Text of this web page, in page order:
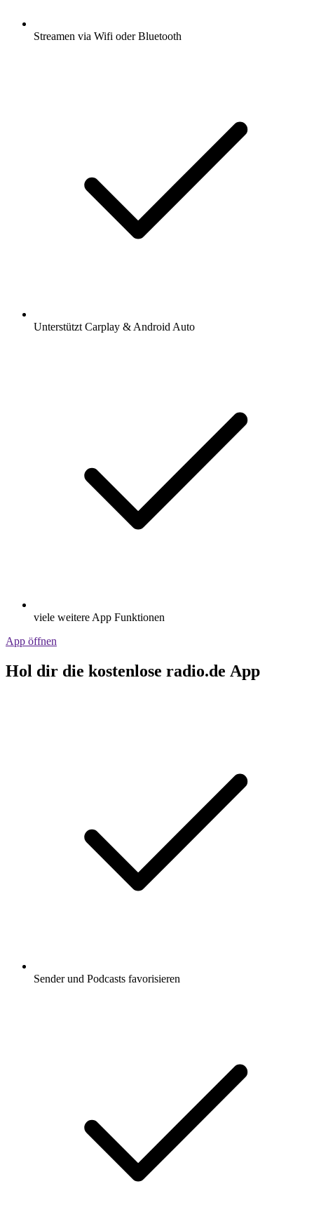
Streamen via Wifi oder Bluetooth
Unterstützt Carplay & Android Auto
viele weitere App Funktionen
App öffnen
Hol dir die kostenlose radio.de App
Sender und Podcasts favorisieren